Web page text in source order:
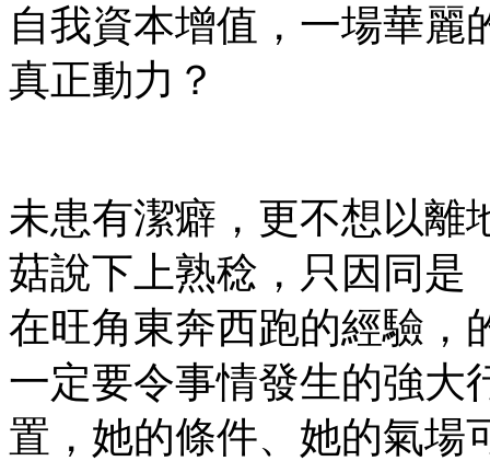
自我資本增值，一場華麗
真正動力？
未患有潔癖，更不想以離
菇說下上熟稔，只因同是
在旺角東奔西跑的經驗，
一定要令事情發生的強大
置，她的條件、她的氣場